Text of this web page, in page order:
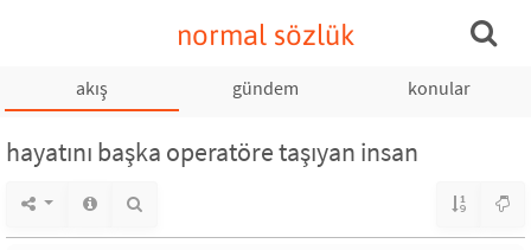
normal sözlük
akış gündem konular
hayatını başka operatöre taşıyan insan